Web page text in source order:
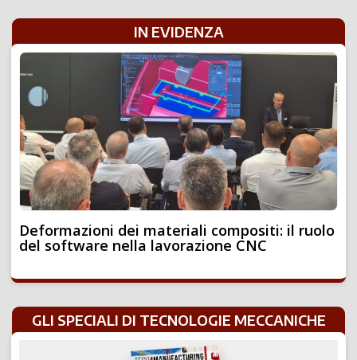
IN EVIDENZA
Deformazioni dei materiali compositi: il ruolo
del software nella lavorazione CNC
GLI SPECIALI DI TECNOLOGIE MECCANICHE